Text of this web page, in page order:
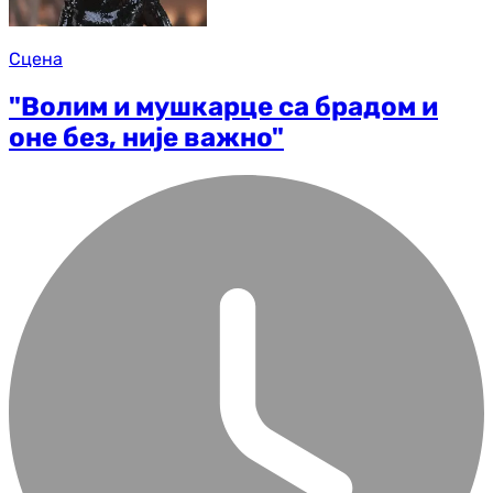
Сцена
"Волим и мушкарце са брадом и
оне без, није важно"